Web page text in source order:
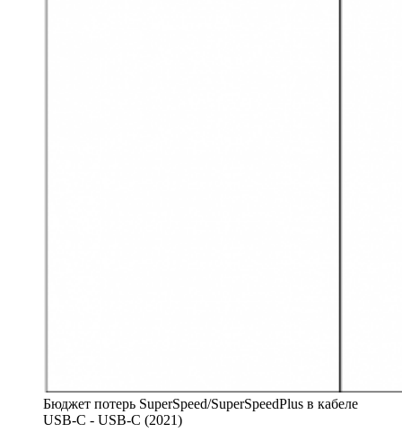
Бюджет потерь SuperSpeed/SuperSpeedPlus в кабеле
USB-C - USB-C (2021)